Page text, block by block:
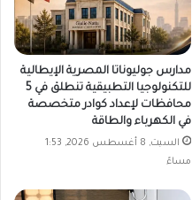
مدارس جوليوناتا المصرية الإيطالية
للتكنولوجيا التطبيقية تنطلق في 5
محافظات لإعداد كوادر متخصصة
في الكهرباء والطاقة
السبت, 8 أغسطس 2026, 1:53
مساءً